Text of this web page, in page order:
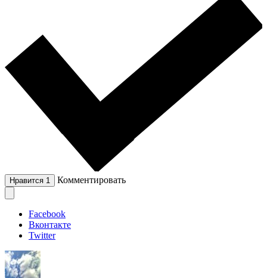
Нравится 1 Комментировать
Facebook
Вконтакте
Twitter